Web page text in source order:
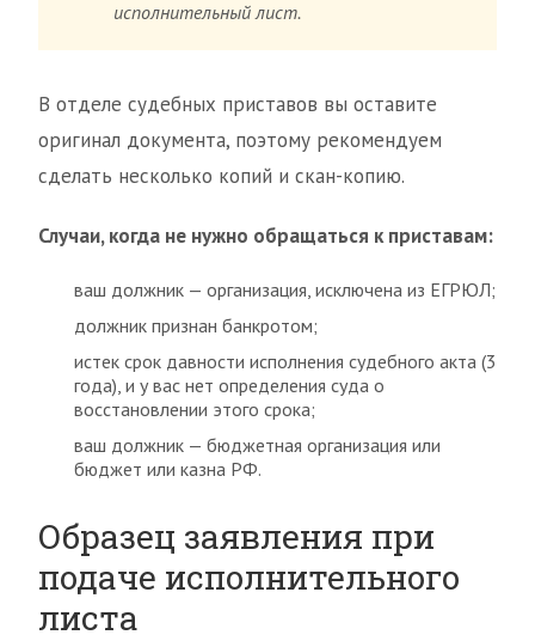
исполнительный лист.
В отделе судебных приставов вы оставите
оригинал документа, поэтому рекомендуем
сделать несколько копий и скан-копию.
Случаи, когда не нужно обращаться к приставам:
ваш должник — организация, исключена из ЕГРЮЛ;
должник признан банкротом;
истек срок давности исполнения судебного акта (3
года), и у вас нет определения суда о
восстановлении этого срока;
ваш должник — бюджетная организация или
бюджет или казна РФ.
Образец заявления при
подаче исполнительного
листа